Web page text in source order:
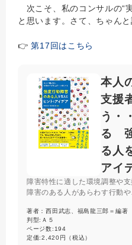
次こそ、私のコンサルの“
と思います。さて、ちゃん
👉第17回はこちら
本人
支援
う・
る
る人
アイ
障害特性に適した環境調整や
障害のある人があらわす行動
き合い方、権利擁護の視点、
アをわかりやすく解説する。
著者：西田武志、福島龍三郎＝編著
判型: Ａ５
ページ数: 194
定価:2,420円（税込）